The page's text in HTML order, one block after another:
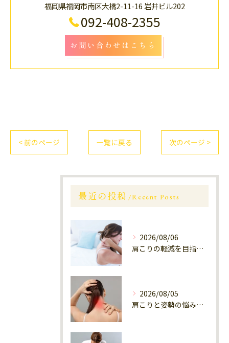
福岡県福岡市南区大橋2-11-16 岩井ビル202
092-408-2355
お問い合わせはこちら
< 前のページ 一覧に戻る 次のページ >
最近の投稿 Recent Posts
2026/08/06
肩こりの軽減を目指す大橋駅サロン選びと施術法の徹底比較ガイド
2026/08/05
肩こりと姿勢の悩みを大橋駅周辺で解決できるサロン選び徹底ガイド